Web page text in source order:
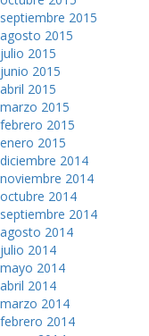
septiembre 2015
agosto 2015
julio 2015
junio 2015
abril 2015
marzo 2015
febrero 2015
enero 2015
diciembre 2014
noviembre 2014
octubre 2014
septiembre 2014
agosto 2014
julio 2014
mayo 2014
abril 2014
marzo 2014
febrero 2014